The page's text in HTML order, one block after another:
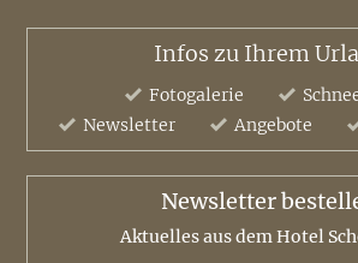
Infos zu Ihrem
Fotogalerie
Newsletter
Angebote
Newsletter
Aktuelles aus dem Hotel